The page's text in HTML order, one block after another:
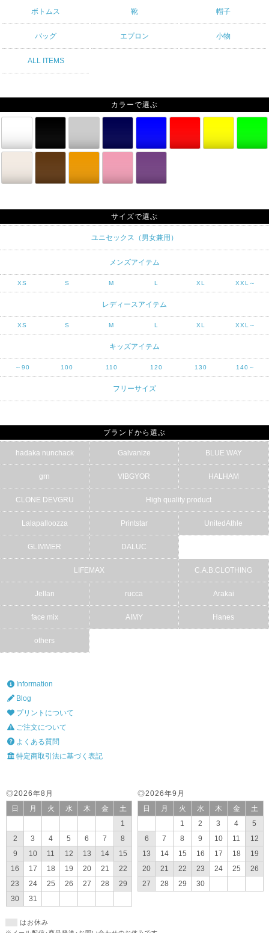
ボトムス 靴 帽子
バッグ エプロン 小物
ALL ITEMS
カラーで選ぶ
サイズで選ぶ
ユニセックス（男女兼用）
メンズアイテム
XS S M L XL XXL～
レディースアイテム
XS S M L XL XXL～
キッズアイテム
～90 100 110 120 130 140～
フリーサイズ
ブランドから選ぶ
hadaka nunchack Galvanize BLUE WAY
grn VIBGYOR HALHAM
CLONE DEVGRU High quality product
Lalapalloozza Printstar UnitedAthle
GLIMMER DALUC
LIFEMAX C.A.B.CLOTHING
Jellan rucca Arakai
face mix AIMY Hanes
others
Information
Blog
プリントについて
ご注文について
よくある質問
特定商取引法に基づく表記
◎2026年9月
日
月 火 水 木 金
土
1
2 3 4
5
6
7 8 9 10 11
12
13
14 15 16 17 18
19
20
21 22 23 24 25
26
27
28 29 30
◎2026年8月
日
月 火 水 木 金
土
1
2
3 4 5 6 7
8
9
10 11 12 13 14
15
16
17 18 19 20 21
22
23
24 25 26 27 28
29
30
31
はお休み